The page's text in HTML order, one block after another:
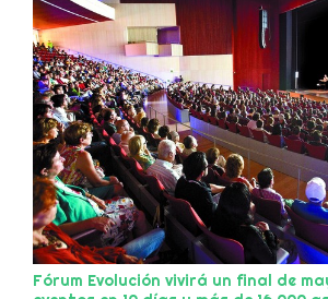
Fórum Evolución vivirá un final de